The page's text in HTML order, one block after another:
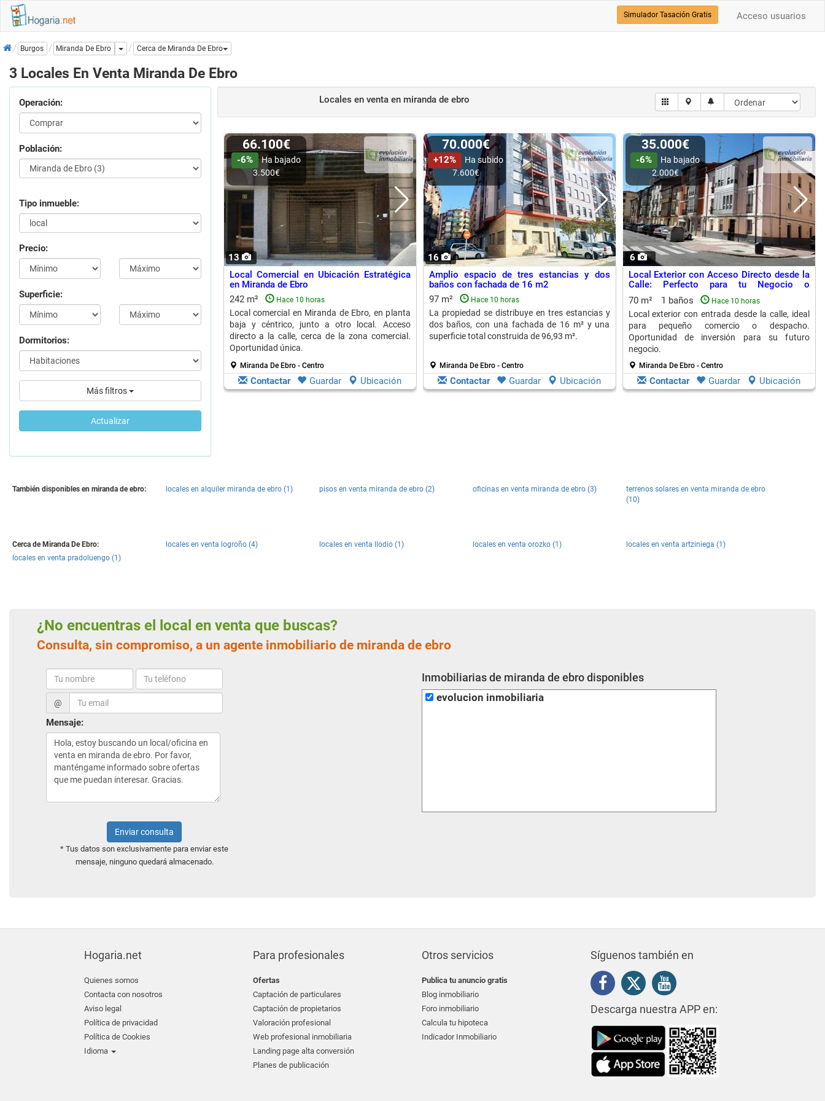
Acceso usuarios
Simulador Tasación Gratis
InicioBurgos Miranda De Ebro Dropdown
Cerca de Miranda De Ebro
3 Locales En Venta Miranda De Ebro
Operación:
Población:
Tipo inmueble:
Precio:
Superficie:
Dormitorios:
Más filtros
Actualizar
Locales en ventaen miranda de ebro
13
66.100€
-6%
Ha bajado
3.500€
Local Comercial en Ubicación Estratégica
en Miranda de Ebro
242 m²
Hace 10 horas
Local comercial en Miranda de Ebro, en planta
baja y céntrico, junto a otro local. Acceso
directo a la calle, cerca de la zona comercial.
Oportunidad única.
Miranda De Ebro - Centro
Contactar Guardar Ubicación
16
70.000€
+12%
Ha subido
7.600€
Amplio espacio de tres estancias y dos
baños con fachada de 16 m2
97 m²
Hace 10 horas
La propiedad se distribuye en tres estancias y
dos baños, con una fachada de 16 m² y una
superficie total construida de 96,93 m².
Miranda De Ebro - Centro
Contactar Guardar Ubicación
6
35.000€
-6%
Ha bajado
2.000€
Local Exterior con Acceso Directo desde la
Calle: Perfecto para tu Negocio o
Despacho
70 m² 1 baños Hace 10 horas
Local exterior con entrada desde la calle, ideal
para pequeño comercio o despacho.
Oportunidad de inversión para su futuro
negocio.
Miranda De Ebro - Centro
Contactar Guardar Ubicación
También disponibles en miranda de ebro: locales en alquiler miranda de ebro (1) pisos en venta miranda de ebro (2) oficinas en venta miranda de ebro (3)
terrenos solares en venta miranda de ebro
(10)
Cerca de Miranda De Ebro: locales en venta logroño (4) locales en venta llodio (1) locales en venta orozko (1)
locales en venta artziniega (1)
locales en venta pradoluengo (1)
¿No encuentras el local en venta que buscas?
Consulta, sin compromiso, a un agente inmobiliario de miranda de ebro
@
Mensaje:
Enviar consulta
* Tus datos son exclusivamente para enviar este
mensaje, ninguno quedará almacenado.
Inmobiliarias de miranda de ebro disponibles
evolucion inmobiliaria
Hogaria.net
Quienes somos
Contacta con nosotros
Aviso legal
Política de privacidad
Política de Cookies
Idioma
Para profesionales
Ofertas
Captación de particulares
Captación de propietarios
Valoración profesional
Web profesional inmobiliaria
Landing page alta conversión
Planes de publicación
Otros servicios
Publica tu anuncio gratis
Blog inmobiliario
Foro inmobiliario
Calcula tu hipoteca
Indicador Inmobiliario
Síguenos también en
Descarga nuestra APP en: